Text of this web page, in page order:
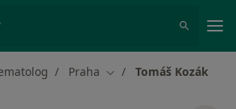
Praha Změna města
Tomáš Kozák